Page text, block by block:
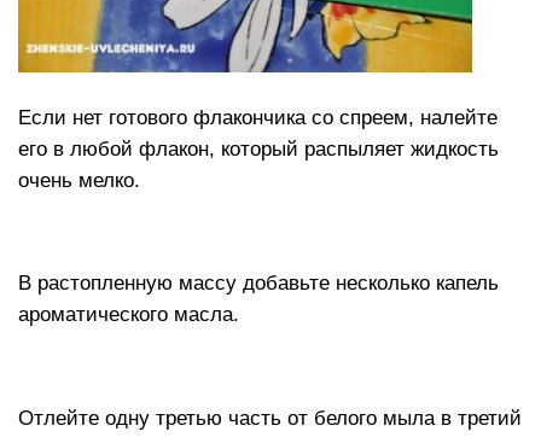
Если нет готового флакончика со спреем, налейте
его в любой флакон, который распыляет жидкость
очень мелко.
В растопленную массу добавьте несколько капель
ароматического масла.
Отлейте одну третью часть от белого мыла в третий